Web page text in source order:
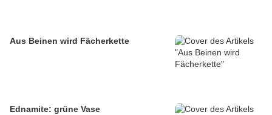
Aus Beinen wird Fächerkette
Ednamite: grüne Vase